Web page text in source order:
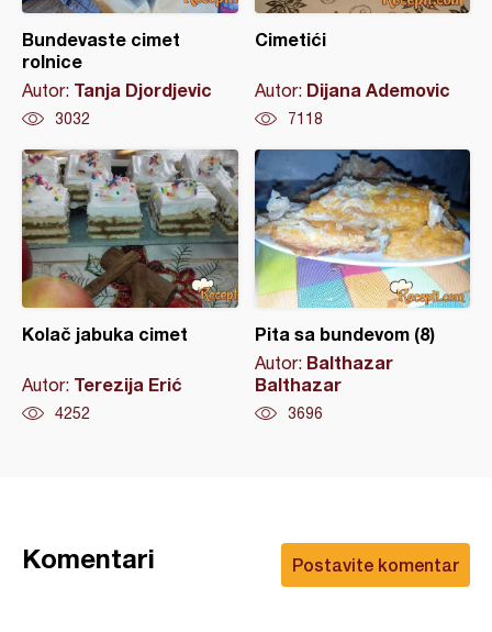
Bundevaste cimet
rolnice
Autor: Tanja Djordjevic
3032
Cimetići
Autor: Dijana Ademovic
7118
Kolač jabuka cimet
Autor: Terezija Erić
4252
Pita sa bundevom (8)
Autor: Balthazar
Balthazar
3696
Postavite komentar
Komentari